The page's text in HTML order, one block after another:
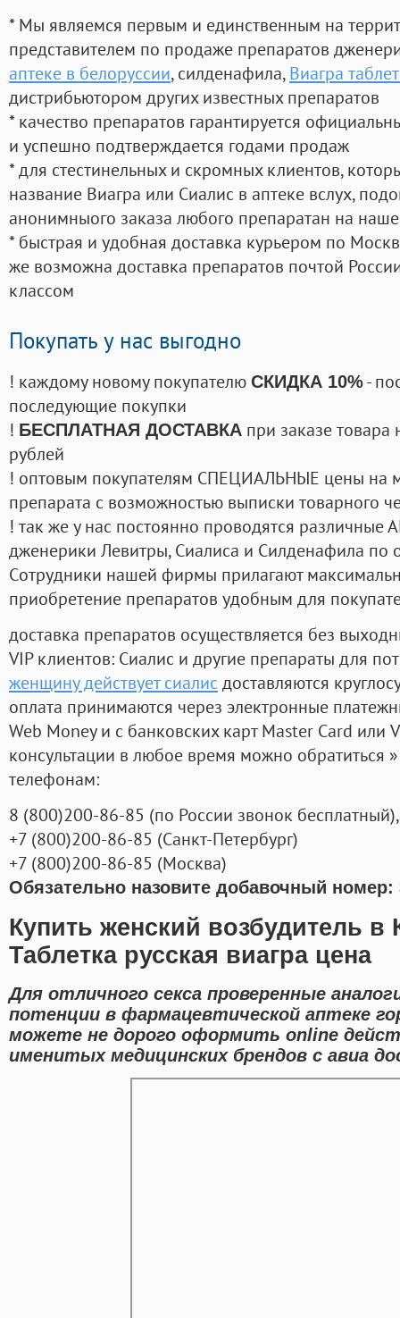
* Мы являемся первым и единственным на
представителем по продаже препаратов
аптеке в белоруссии, силденафила, Виагра
дистрибьютором других известных препаратов
* качество препаратов гарантируется
и успешно подтверждается годами продаж
* для стестинельных и скромных клиентов,
название Виагра или Сиалис в аптеке вслух,
анонимныого заказа любого препаратан на
* быстрая и удобная доставка курьером по
же возможна доставка препаратов почтой
классом
Покупать у нас выгодно
! каждому новому покупателю СКИДКА 10%-
последующие покупки
! БЕСПЛАТНАЯ ДОСТАВКА при заказе
рублей
! оптовым покупателям СПЕЦИАЛЬНЫЕ цены на
препарата с возможностью выписки товарного
! так же у нас постоянно проводятся
дженерики Левитры, Сиалиса и Силденафила по
Cотрудники нашей фирмы прилагают
приобретение препаратов удобным для
доставка препаратов осуществляется без
VIP клиентов: Сиалис и другие препараты для
женщину действует сиалис доставляются
оплата принимаются через электронные
Web Money и с банковских карт Master Card или
консультации в любое время можно обратиться
телефонам:
8 (800)200-86-85 (по России звонок бесплатный),
+7 (800)200-86-85 (Санкт-Петербург)
+7 (800)200-86-85 (Москва)
Обязательно назовите добавочный номер:
Купить женский возбудитель в
Таблетка русская виагра цена
Для отличного секса проверенные
потенции в фармацевтической аптеке
можете не дорого оформить online
именитых медицинских брендов с авиа